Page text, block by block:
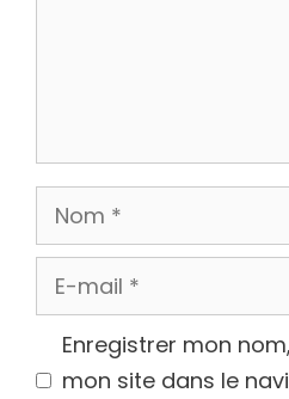
Nom
E-
mail
Enregistrer mon
mon site dans le